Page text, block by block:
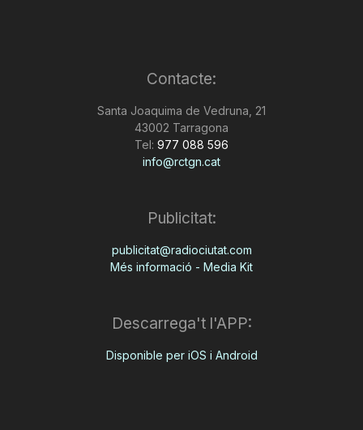
Contacte:
Santa Joaquima de Vedruna, 21
43002 Tarragona
Tel: 977 088 596
info@rctgn.cat
Publicitat:
publicitat@radiociutat.com
Més informació - Media Kit
Descarrega't l'APP:
Disponible per iOS i Android